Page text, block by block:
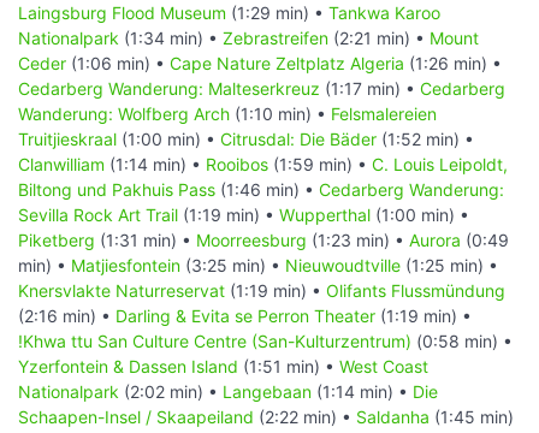
Laingsburg Flood Museum (1:29 min) • Tankwa Karoo
Nationalpark (1:34 min) • Zebrastreifen (2:21 min) • Mount
Ceder (1:06 min) • Cape Nature Zeltplatz Algeria (1:26 min) •
Cedarberg Wanderung: Malteserkreuz (1:17 min) • Cedarberg
Wanderung: Wolfberg Arch (1:10 min) • Felsmalereien
Truitjieskraal (1:00 min) • Citrusdal: Die Bäder (1:52 min) •
Clanwilliam (1:14 min) • Rooibos (1:59 min) • C. Louis Leipoldt,
Biltong und Pakhuis Pass (1:46 min) • Cedarberg Wanderung:
Sevilla Rock Art Trail (1:19 min) • Wupperthal (1:00 min) •
Piketberg (1:31 min) • Moorreesburg (1:23 min) • Aurora (0:49
min) • Matjiesfontein (3:25 min) • Nieuwoudtville (1:25 min) •
Knersvlakte Naturreservat (1:19 min) • Olifants Flussmündung
(2:16 min) • Darling & Evita se Perron Theater (1:19 min) •
!Khwa ttu San Culture Centre (San-Kulturzentrum) (0:58 min) •
Yzerfontein & Dassen Island (1:51 min) • West Coast
Nationalpark (2:02 min) • Langebaan (1:14 min) • Die
Schaapen-Insel / Skaapeiland (2:22 min) • Saldanha (1:45 min)